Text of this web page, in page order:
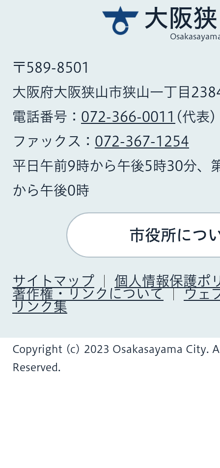
大阪
〒589-8501
大阪府大阪狭山市狭山一丁目
電話番号： 072-366-0011 (代表)
ファックス： 072-367-1254
平日午前9時から午後5時30分、
から午後0時
市役所につ
サイトマップ
個人情報保護ポ
著作権・リンクについて
ウェ
リンク集
Copyright (c) 2023 Osakasayama City.
Reserved.